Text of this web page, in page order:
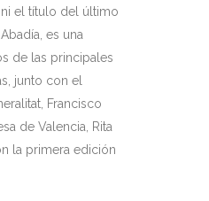
ni el título del último
es una
de las principales
junto con el
Francisco
de Valencia, Rita
la primera edición